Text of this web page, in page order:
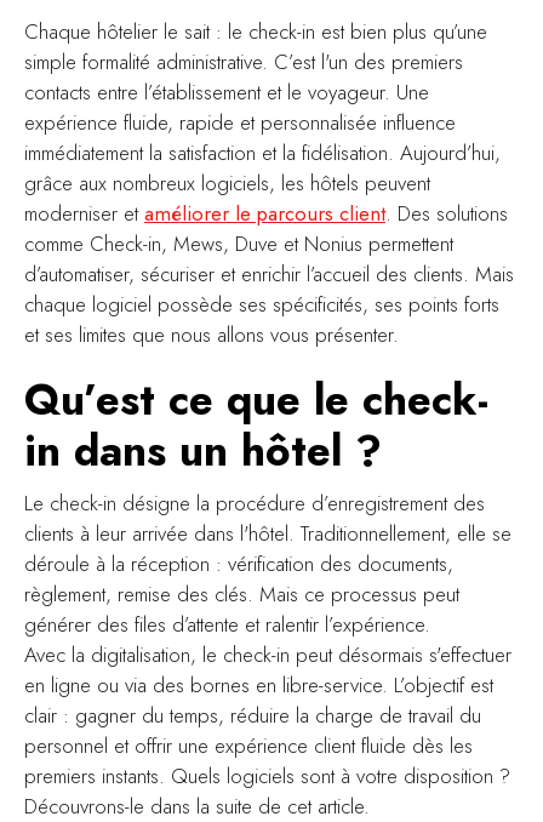
Chaque hôtelier le sait : le check-in est bien plus qu’une
simple formalité administrative. C’est l'un des premiers
contacts entre l’établissement et le voyageur. Une
expérience fluide, rapide et personnalisée influence
immédiatement la satisfaction et la fidélisation. Aujourd’hui,
grâce aux nombreux logiciels, les hôtels peuvent
moderniser etaméliorer le parcours client. Des solutions
comme Check-in, Mews, Duve et Nonius permettent
d’automatiser, sécuriser et enrichir l’accueil des clients. Mais
chaque logiciel possède ses spécificités, ses points forts
et ses limites que nous allons vous présenter.
Qu’est ce que le check-
in dans un hôtel ?
Le check-in désigne la procédure d’enregistrement des
clients à leur arrivée dans l'hôtel. Traditionnellement, elle se
déroule à la réception : vérification des documents,
règlement, remise des clés. Mais ce processus peut
générer des files d’attente et ralentir l’expérience.
Avec la digitalisation, le check-in peut désormais s'effectuer
en ligne ou via des bornes en libre-service. L’objectif est
clair : gagner du temps, réduire la charge de travail du
personnel et offrir une expérience client fluide dès les
premiers instants. Quels logiciels sont à votre disposition ?
Découvrons-le dans la suite de cet article.